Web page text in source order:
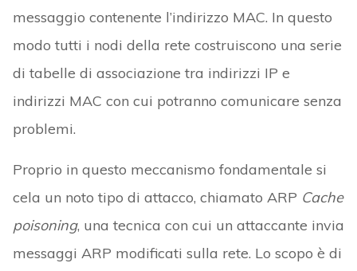
messaggio contenente l’indirizzo MAC. In questo
modo tutti i nodi della rete costruiscono una serie
di tabelle di associazione tra indirizzi IP e
indirizzi MAC con cui potranno comunicare senza
problemi.
Proprio in questo meccanismo fondamentale si
cela un noto tipo di attacco, chiamato ARP Cache
poisoning, una tecnica con cui un attaccante invia
messaggi ARP modificati sulla rete. Lo scopo è di